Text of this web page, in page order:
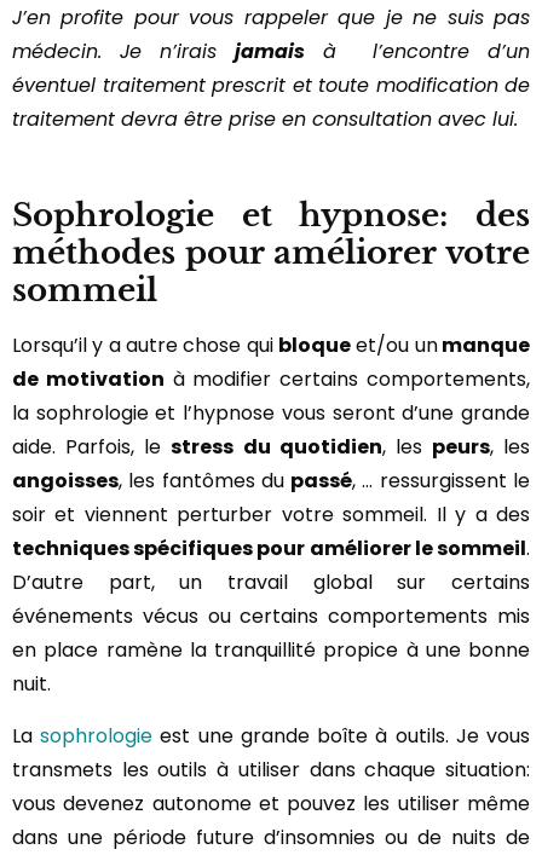
J’en profite pour vous rappeler que je ne suis pas
médecin. Je n’irais jamais à l’encontre d’un
éventuel traitement prescrit et toute modification de
traitement devra être prise en consultation avec lui.
Sophrologie et hypnose: des
méthodes pour améliorer votre
sommeil
Lorsqu’il y a autre chose qui bloqueet/ou unmanque
de motivation à modifier certains comportements,
la sophrologie et l’hypnose vous seront d’une grande
aide. Parfois, lestress du quotidien, les peurs, les
angoisses, les fantômes du passé, … ressurgissent le
soir et viennent perturber votre sommeil. Il y a des
techniques spécifiques pour améliorer le sommeil.
D’autre part, un travail global sur certains
événements vécus ou certains comportements mis
en place ramène la tranquillité propice à une bonne
nuit.
Lasophrologie est une grande boîte à outils. Je vous
transmets les outils à utiliser dans chaque situation:
vous devenez autonome et pouvez les utiliser même
dans une période future d’insomnies ou de nuits de